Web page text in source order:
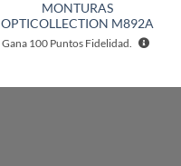
MONTURAS
OPTICOLLECTION M892A
Gana 100Puntos Fidelidad.